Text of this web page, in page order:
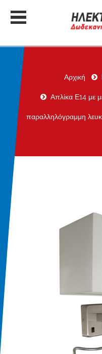
Αρχική
Απλίκα Ε14 με
παραλληλόγραμμη